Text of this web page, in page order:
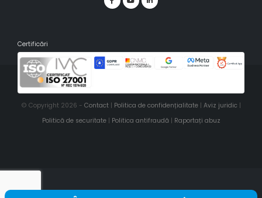
Certificări
© Copyright 2026 - Contact | Politica de confidențialitate| Aviz juridic|
Politică de securitate| Politica antifraudă| Raportați abuz